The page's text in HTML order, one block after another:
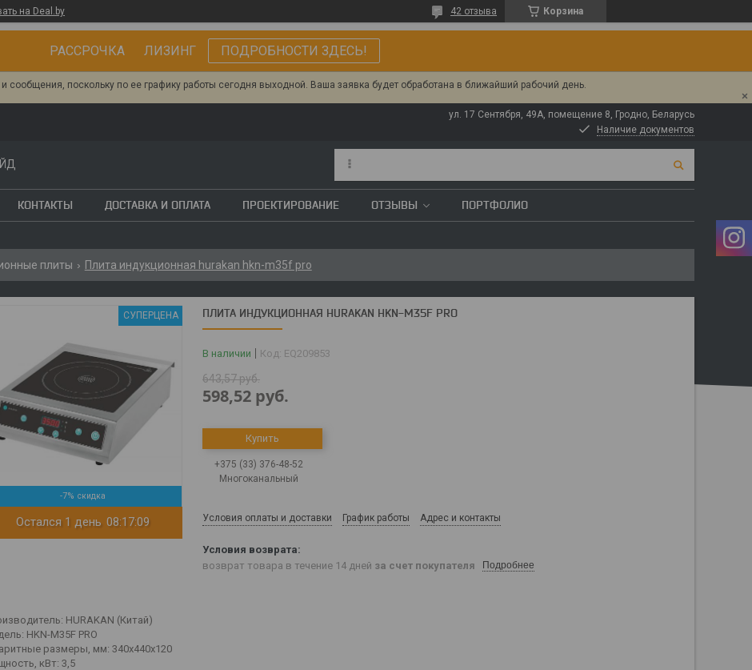
на Deal.by Корзина
42 отзыва
РАССРОЧКА ЛИЗИНГ ПОДРОБНОСТИ ЗДЕСЬ!
сообщения, поскольку по ее графику работы сегодня выходной. Ваша заявка будет обработана в ближайший рабочий день.
ул. 17 Сентября, 49А, помещение 8, Гродно, Беларусь
Наличие документов
КОНТАКТЫ ДОСТАВКА И ОПЛАТА ПРОЕКТИРОВАНИЕ ОТЗЫВЫ ПОРТФОЛИО
плиты Плита индукционная hurakan hkn-m35f pro
-7%
СУПЕРЦЕНА
Остался 1 день 08:17:09
ПЛИТА ИНДУКЦИОННАЯ HURAKAN HKN-M35F PRO
В наличии Код: EQ209853
643,57руб.
598,52 руб.
Купить
+375 (33) 376-48-52
Многоканальный
Условия оплаты и доставки График работы Адрес и контакты
возврат товара в течение 14 дней за счет покупателя Подробнее
HURAKAN (Китай)
HKN-M35F PRO
размеры, мм: 340x440x120
кВт: 3,5